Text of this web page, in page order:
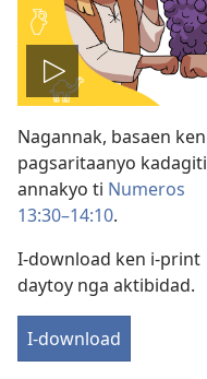
I-
play
ti
video
Nagannak, basaen ken
pagsaritaanyo kadagiti
annakyo ti Numeros
13:30–14:10.
I-download ken i-print
daytoy nga aktibidad.
I-download